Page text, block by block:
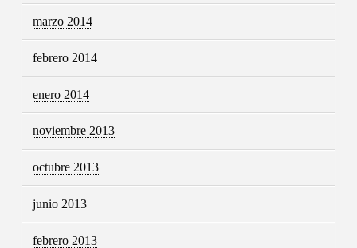
marzo 2014
febrero 2014
enero 2014
noviembre 2013
octubre 2013
junio 2013
febrero 2013